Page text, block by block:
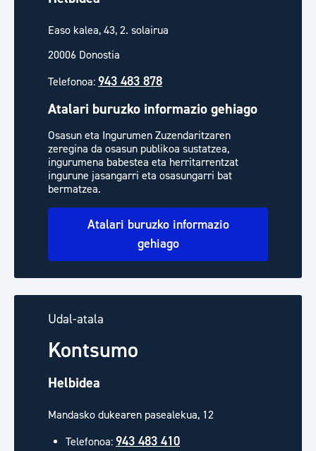
Easo kalea, 43, 2. solairua
20006 Donostia
Telefonoa: 943 483 878
Atalari buruzko informazio gehiago
Osasun eta Ingurumen Zuzendaritzaren
zeregina da osasun publikoa sustatzea,
ingurumena babestea eta herritarrentzat
ingurune jasangarri eta osasungarri bat
bermatzea.
Atalari buruzko informazio
gehiago
Udal-atala
Kontsumo
Helbidea
Mandasko dukearen pasealekua, 12
Telefonoa: 943 483 410